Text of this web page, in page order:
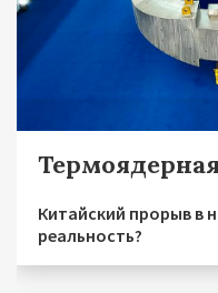
Китайский прорыв в
реальность?